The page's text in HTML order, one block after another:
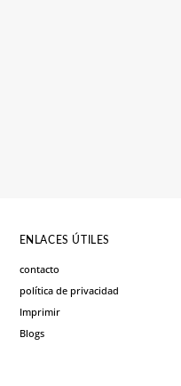
ENLACES ÚTILES
contacto
política de privacidad
Imprimir
Blogs